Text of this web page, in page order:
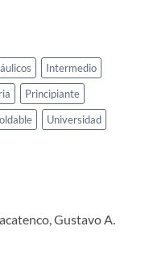
Intermedio
Principiante
Universidad
Gustavo A.